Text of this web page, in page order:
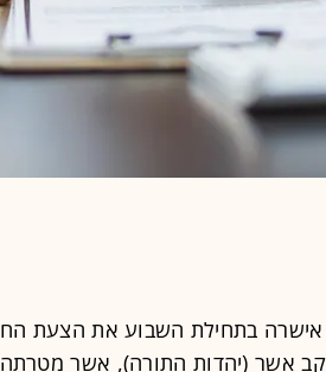
אישרה בתחילת השבוע את הצעת
אשר (יהדות התורה), אשר